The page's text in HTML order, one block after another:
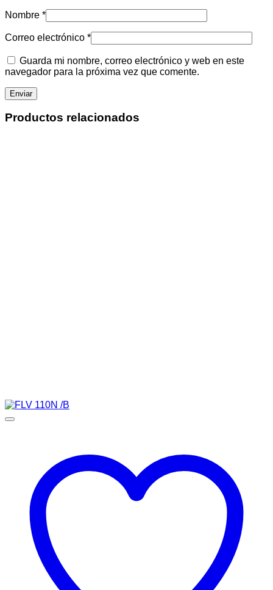
Nombre *
Correo electrónico *
Guarda mi nombre, correo electrónico y web en este
navegador para la próxima vez que comente.
Productos relacionados